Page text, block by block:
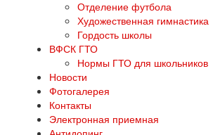
Отделение футбола
Художественная гимнастика
Гордость школы
ВФСК ГТО
Нормы ГТО для школьников
Новости
Фотогалерея
Контакты
Электронная приемная